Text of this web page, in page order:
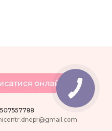
записатися онлайн